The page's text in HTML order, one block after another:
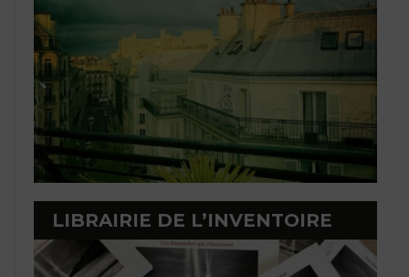
LIBRAIRIE DE L’INVENTOIRE